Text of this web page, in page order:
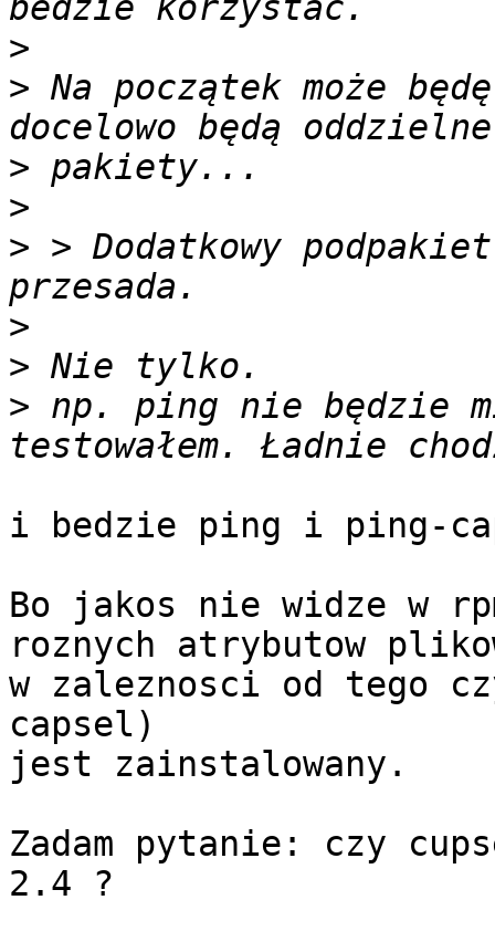
>
> Na początek może
>
>
> > Dodatkowy
>
>
> np. ping nie będzie
i bedzie ping i ping-
Bo jakos nie widze w
roznych atrybutow
w zaleznosci od tego
capsel)
jest zainstalowany.
Zadam pytanie: czy
2.4 ?